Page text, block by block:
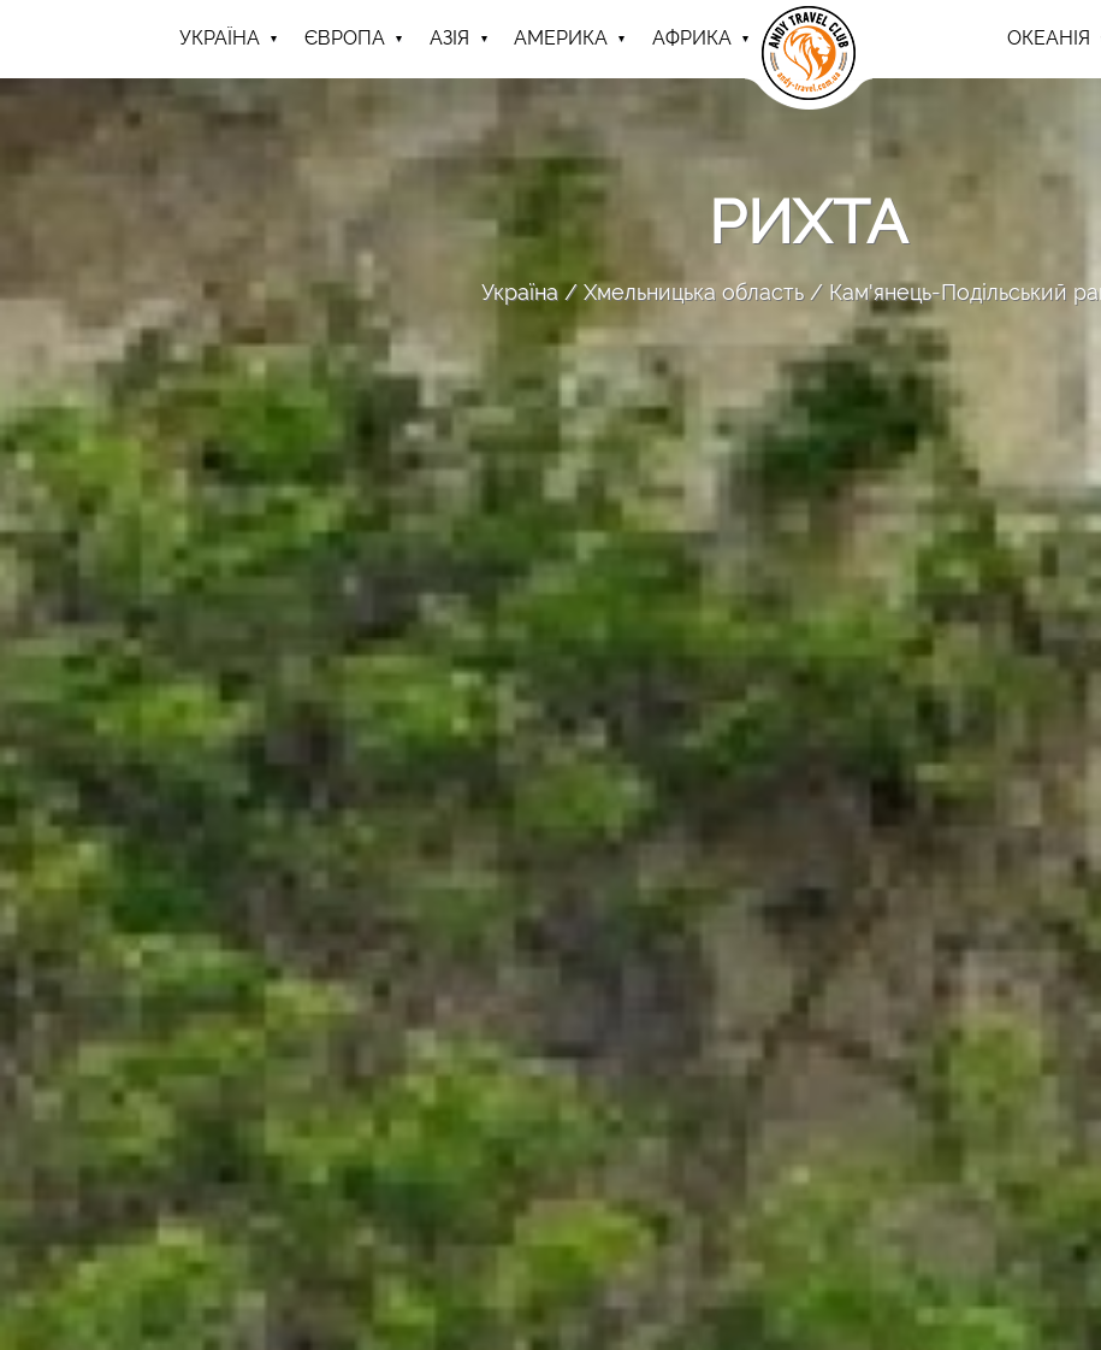
УКРАЇНА ЄВРОПА АЗІЯ АМЕРИКА АФРИКА ОКЕАНІЯ
РИХТА
Україна Хмельницька область Кам'янець-Подільський